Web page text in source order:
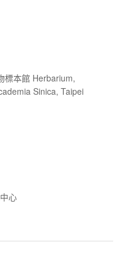
標本館 Herbarium,
Sinica, Taipei
心